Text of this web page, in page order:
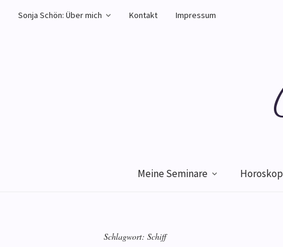
Sonja Schön: Über mich Kontakt Impressum
Meine Seminare Horoskop
Schlagwort: Schiff